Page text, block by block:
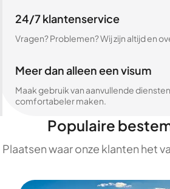
24/7 klantenservice
Vragen? Problemen? Wij zijn altijd en
Meer dan alleen een visum
Maak gebruik van aanvullende
comfortabeler maken.
Populaire
Plaatsen waar onze klanten het